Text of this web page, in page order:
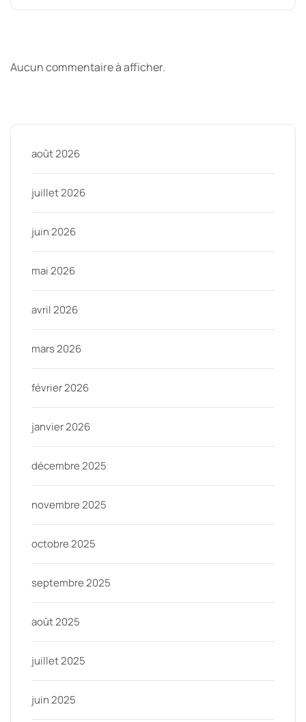
Aucun commentaire à afficher.
août 2026
juillet 2026
juin 2026
mai 2026
avril 2026
mars 2026
février 2026
janvier 2026
décembre 2025
novembre 2025
octobre 2025
septembre 2025
août 2025
juillet 2025
juin 2025